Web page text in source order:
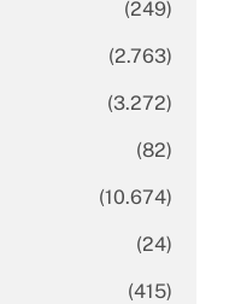
(249)
(2.763)
(3.272)
(82)
(10.674)
(24)
(415)